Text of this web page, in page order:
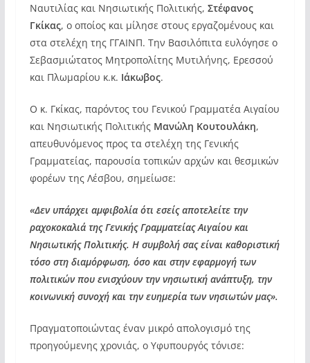
Ναυτιλίας και Νησιωτικής Πολιτικής, Στέφανος
Γκίκας, ο οποίος και μίλησε στους εργαζομένους και
στα στελέχη της ΓΓΑΙΝΠ. Την Βασιλόπιτα ευλόγησε ο
Σεβασμιώτατος Μητροπολίτης Μυτιλήνης, Ερεσσού
και Πλωμαρίου κ.κ. Ιάκωβος.
Ο κ. Γκίκας, παρόντος του Γενικού Γραμματέα Αιγαίου
και Νησιωτικής Πολιτικής Μανώλη Κουτουλάκη,
απευθυνόμενος προς τα στελέχη της Γενικής
Γραμματείας, παρουσία τοπικών αρχών και θεσμικών
φορέων της Λέσβου, σημείωσε:
«Δεν υπάρχει αμφιβολία ότι εσείς αποτελείτε την
ραχοκοκαλιά της Γενικής Γραμματείας Αιγαίου και
Νησιωτικής Πολιτικής. Η συμβολή σας είναι καθοριστική
τόσο στη διαμόρφωση, όσο και στην εφαρμογή των
πολιτικών που ενισχύουν την νησιωτική ανάπτυξη, την
κοινωνική συνοχή και την ευημερία των νησιωτών μας».
Πραγματοποιώντας έναν μικρό απολογισμό της
προηγούμενης χρονιάς, ο Υφυπουργός τόνισε: